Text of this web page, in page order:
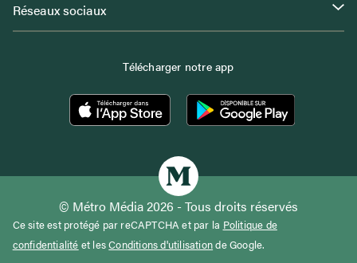
Réseaux sociaux
Télécharger notre app
© Métro Média 2026 - Tous droits réservés
Ce site est protégé par reCAPTCHA et par la Politique de
confidentialité et lesConditions d'utilisationde Google.